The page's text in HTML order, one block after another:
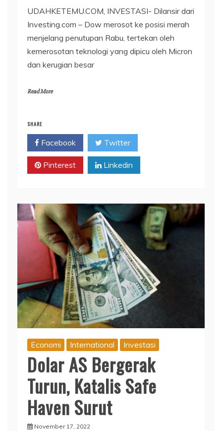
UDAHKETEMU.COM, INVESTASI- Dilansir dari
Investing.com – Dow merosot ke posisi merah
menjelang penutupan Rabu, tertekan oleh
kemerosotan teknologi yang dipicu oleh Micron
dan kerugian besar
Read More
SHARE
Facebook Twitter
Pinterest Linkedin
Economi International Investasi
Dolar AS Bergerak
Turun, Katalis Safe
Haven Surut
November 17, 2022